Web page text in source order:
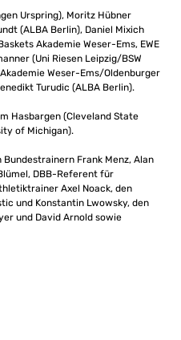
Urspring), Moritz Hübner
(ALBA Berlin), Daniel Mixich
Akademie Weser-Ems, EWE
(Uni Riesen Leipzig/BSW
Weser-Ems/Oldenburger
Turudic (ALBA Berlin).
Hasbargen (Cleveland State
of Michigan).
Frank Menz, Alan
DBB-Referent für
Axel Noack, den
und Konstantin Lwowsky, den
und David Arnold sowie